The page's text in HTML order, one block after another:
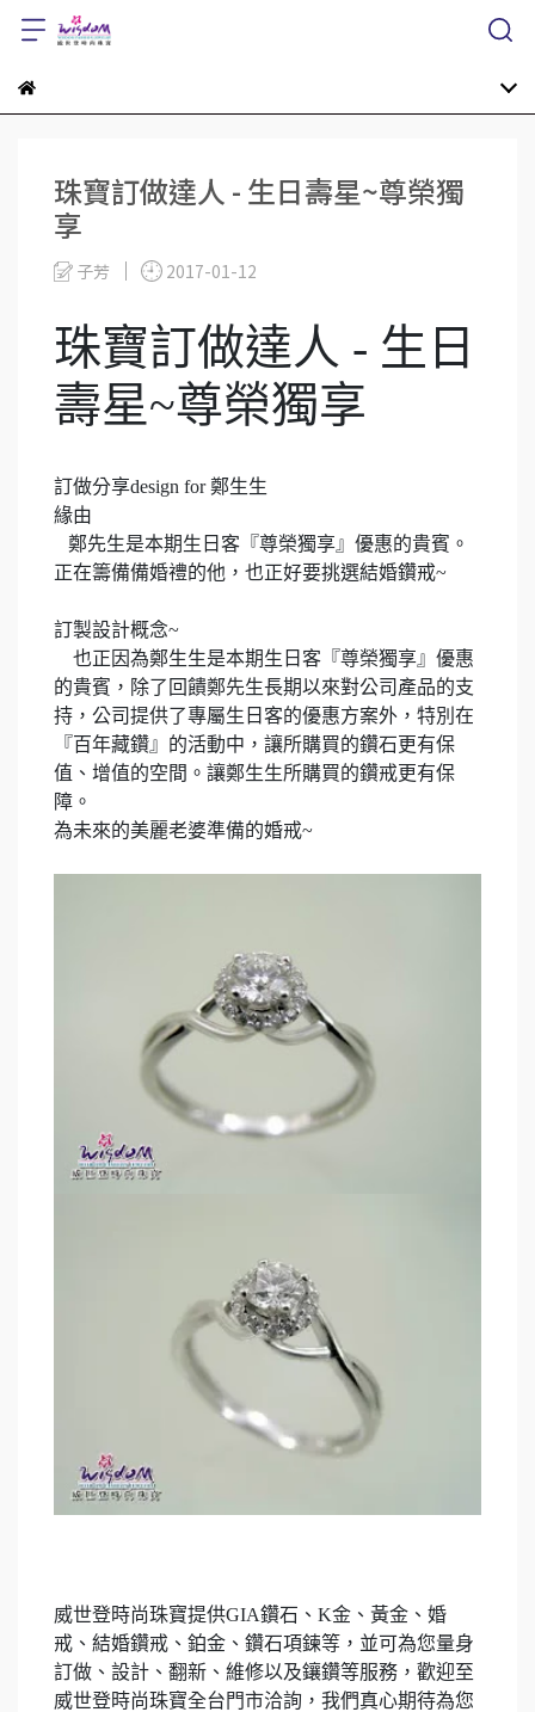
珠寶訂做達人 - 生日壽星~尊榮獨
享
子芳 2017-01-12
珠寶訂做達人 - 生日
壽星~尊榮獨享
訂做分享design for鄭生生
緣由
鄭先生是本期生日客『尊榮獨享』優惠的貴賓。
正在籌備備婚禮的他，也正好要挑選結婚鑽戒~
訂製設計概念~
也正因為鄭生生是本期生日客『尊榮獨享』優惠
的貴賓，除了回饋鄭先生長期以來對公司產品的支
持，公司提供了專屬生日客的優惠方案外，特別在
『百年藏鑽』的活動中，讓所購買的鑽石更有保
值、增值的空間。讓鄭生生所購買的鑽戒更有保
障。
為未來的美麗老婆準備的婚戒~
威世登時尚珠寶提供GIA鑽石、 K金、黃金、婚
戒、結婚鑽戒、鉑金、鑽石項鍊等，並可為您量身
訂做、設計、翻新、維修以及鑲鑽等服務，歡迎至
威世登時尚珠寶全台門市洽詢，我們真心期待為您